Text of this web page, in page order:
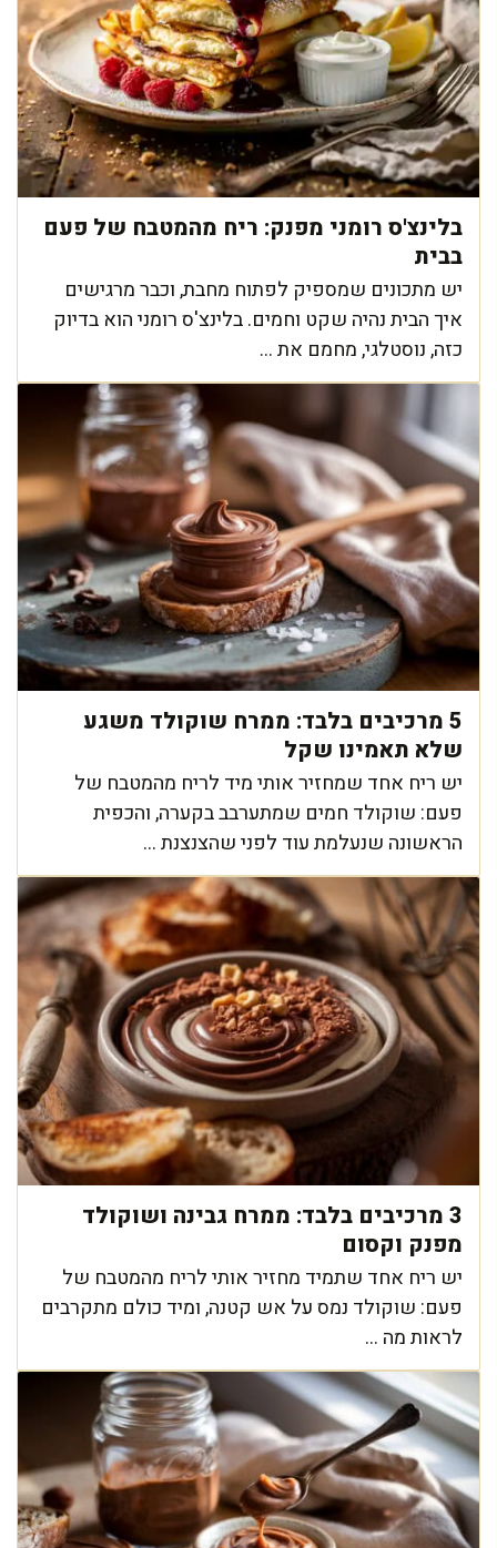
בלינצ'ס רומני מפנק: ריח מהמטבח של פעם
בבית
יש מתכונים שמספיק לפתוח מחבת, וכבר מרגישים
איך הבית נהיה שקט וחמים. בלינצ'ס רומני הוא בדיוק
כזה, נוסטלגי, מחמם את ...
5 מרכיבים בלבד: ממרח שוקולד משגע
שלא תאמינו שקל
יש ריח אחד שמחזיר אותי מיד לריח מהמטבח של
פעם: שוקולד חמים שמתערבב בקערה, והכפית
הראשונה שנעלמת עוד לפני שהצנצנת ...
3 מרכיבים בלבד: ממרח גבינה ושוקולד
מפנק וקסום
יש ריח אחד שתמיד מחזיר אותי לריח מהמטבח של
פעם: שוקולד נמס על אש קטנה, ומיד כולם מתקרבים
לראות מה ...